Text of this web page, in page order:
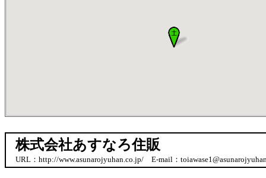
株式会社あすなろ住販
URL：http://www.asunarojyuhan.co.jp/ E-mail：